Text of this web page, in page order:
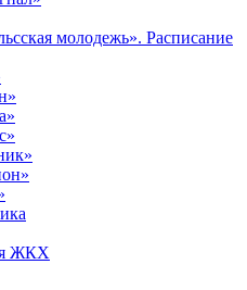
молодежь». Расписание
ЖКХ